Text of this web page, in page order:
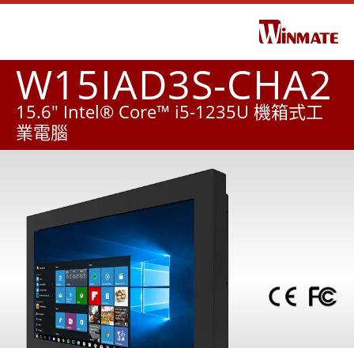
W15IAD3S-CHA2
15.6" Intel® Core™ i5-1235U 機箱式工
業電腦